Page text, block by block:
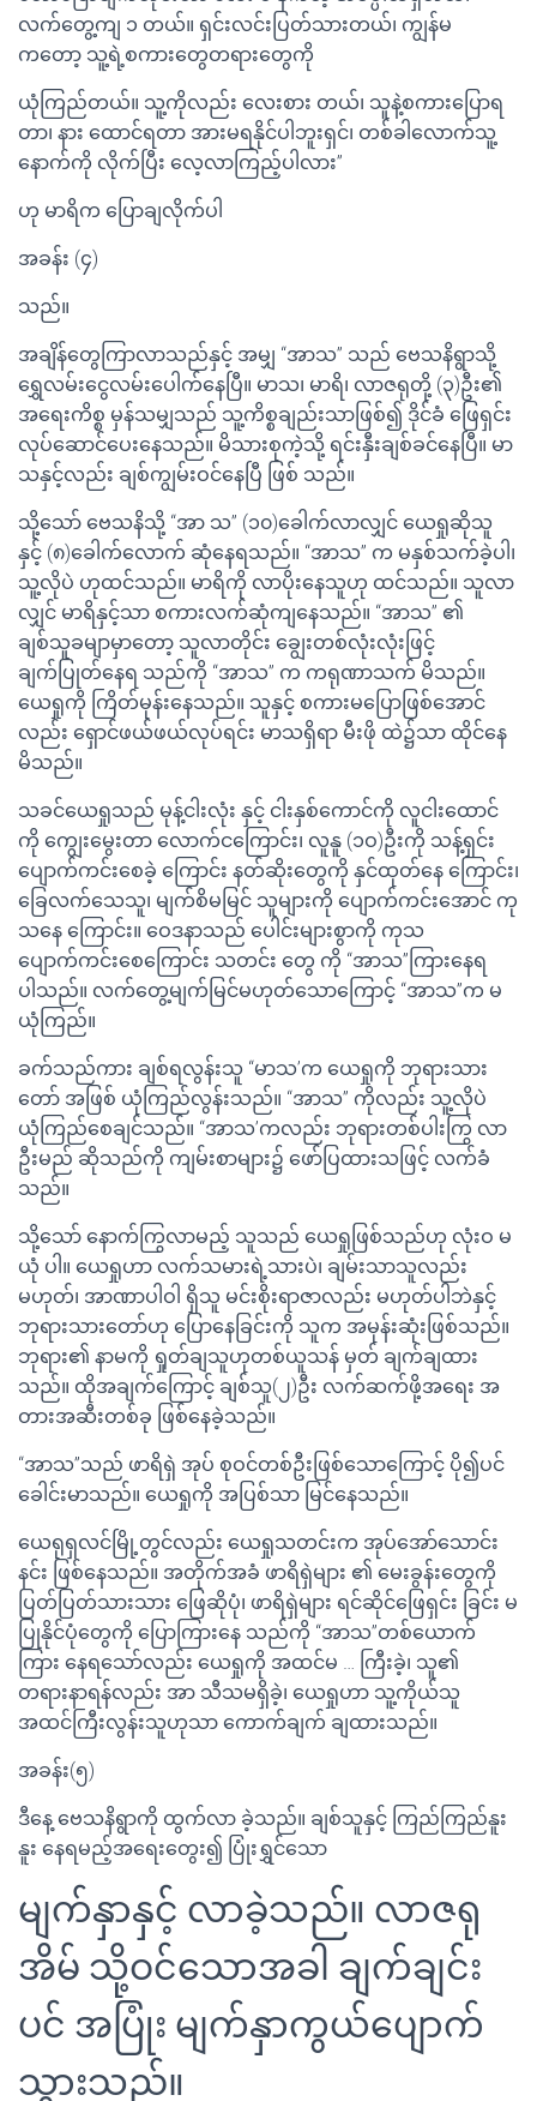
လက်တွေ့ကျ ၁ တယ်။ ရှင်းလင်းပြတ်သားတယ်၊ ကျွန်မ
ကတော့ သူ့ရဲ့စကားတွေတရားတွေကို
ယုံကြည်တယ်။ သူ့ကိုလည်း လေးစား တယ်၊ သူနဲ့စကားပြောရ
တာ၊ နား ထောင်ရတာ အားမရနိုင်ပါဘူးရှင်၊ တစ်ခါလောက်သူ့
နောက်ကို လိုက်ပြီး လေ့လာကြည့်ပါလား”
ဟု မာရိက ပြောချလိုက်ပါ
အခန်း (၄)
သည်။
အချိန်တွေကြာလာသည်နှင့် အမျှ “အာသ” သည် ဗေသနိရွာသို့
ရွှေလမ်းငွေလမ်းပေါက်နေပြီ။ မာသ၊ မာရိ၊ လာဇရုတို့ (၃)ဦး၏
အရေးကိစ္စ မှန်သမျှသည် သူ့ကိစ္စချည်းသာဖြစ်၍ ဒိုင်ခံ ဖြေရှင်း
လုပ်ဆောင်ပေးနေသည်။ မိသားစုကဲ့သို့ ရင်းနှီးချစ်ခင်နေပြီ။ မာ
သနှင့်လည်း ချစ်ကျွမ်းဝင်နေပြီ ဖြစ် သည်။
သို့သော် ဗေသနိသို့ “အာ သ” (၁၀)ခေါက်လာလျှင် ယေရှုဆိုသူ
နှင့် (၈)ခေါက်လောက် ဆုံနေရသည်။ “အာသ” က မနှစ်သက်ခဲ့ပါ၊
သူ့လိုပဲ ဟုထင်သည်။ မာရိကို လာပိုးနေသူဟု ထင်သည်။ သူလာ
လျှင် မာရိနှင့်သာ စကားလက်ဆုံကျနေသည်။ “အာသ” ၏
ချစ်သူခမျာမှာတော့ သူလာတိုင်း ချွေးတစ်လုံးလုံးဖြင့်
ချက်ပြုတ်နေရ သည်ကို “အာသ” က ကရုဏာသက် မိသည်။
ယေရှုကို ကြိတ်မုန်းနေသည်။ သူနှင့် စကားမပြောဖြစ်အောင်
လည်း ရှောင်ဖယ်ဖယ်လုပ်ရင်း မာသရှိရာ မီးဖို ထဲ၌သာ ထိုင်နေ
မိသည်။
သခင်ယေရှုသည် မုန့်ငါးလုံး နှင့် ငါးနှစ်ကောင်ကို လူငါးထောင်
ကို ကျွေးမွေးတာ လောက်ငကြောင်း၊ လူနူ (၁ဝ)ဦးကို သန့်ရှင်း
ပျောက်ကင်းစေခဲ့ ကြောင်း နတ်ဆိုးတွေကို နှင်ထုတ်နေ ကြောင်း၊
ခြေလက်သေသူ၊ မျက်စိမမြင် သူများကို ပျောက်ကင်းအောင် ကု
သနေ ကြောင်း။ ဝေဒနာသည် ပေါင်းများစွာကို ကုသ
ပျောက်ကင်းစေကြောင်း သတင်း တွေ ကို “အာသ”ကြားနေရ
ပါသည်။ လက်တွေ့မျက်မြင်မဟုတ်သောကြောင့် “အာသ”က မ
ယုံကြည်။
ခက်သည်ကား ချစ်ရလွန်းသူ “မာသ’က ယေရှုကို ဘုရားသား
တော် အဖြစ် ယုံကြည်လွန်းသည်။ “အာသ” ကိုလည်း သူ့လိုပဲ
ယုံကြည်စေချင်သည်။ “အာသ’ကလည်း ဘုရားတစ်ပါးကြွ လာ
ဦးမည် ဆိုသည်ကို ကျမ်းစာများ၌ ဖော်ပြထားသဖြင့် လက်ခံ
သည်။
သို့သော် နောက်ကြွလာမည့် သူသည် ယေရှုဖြစ်သည်ဟု လုံးဝ မ
ယုံ ပါ။ ယေရှုဟာ လက်သမားရဲ့သားပဲ၊ ချမ်းသာသူလည်း
မဟုတ်၊ အာဏာပါဝါ ရှိသူ မင်းစိုးရာဇာလည်း မဟုတ်ပါဘဲနှင့်
ဘုရားသားတော်ဟု ပြောနေခြင်းကို သူက အမုန်းဆုံးဖြစ်သည်။
ဘုရား၏ နာမကို ရှုတ်ချသူဟုတစ်ယူသန် မှတ် ချက်ချထား
သည်။ ထိုအချက်ကြောင့် ချစ်သူ(၂)ဦး လက်ဆက်ဖို့အရေး အ
တားအဆီးတစ်ခု ဖြစ်နေခဲ့သည်။
“အာသ”သည် ဖာရိရှဲ အုပ် စုဝင်တစ်ဦးဖြစ်သောကြောင့် ပို၍ပင်
ခေါင်းမာသည်။ ယေရှုကို အပြစ်သာ မြင်နေသည်။
ယေရုရှလင်မြို့တွင်လည်း ယေရှုသတင်းက အုပ်အော်သောင်း
နင်း ဖြစ်နေသည်။ အတိုက်အခံ ဖာရိရှဲများ ၏ မေးခွန်းတွေကို
ပြတ်ပြတ်သားသား ဖြေဆိုပုံ၊ ဖာရိရှဲများ ရင်ဆိုင်ဖြေရှင်း ခြင်း မ
ပြုနိုင်ပုံတွေကို ပြောကြားနေ သည်ကို “အာသ”တစ်ယောက်
ကြား နေရသော်လည်း ယေရှုကို အထင်မ … ကြီးခဲ့၊ သူ၏
တရားနာရန်လည်း အာ သီသမရှိခဲ့၊ ယေရှုဟာ သူ့ကိုယ်သူ
အထင်ကြီးလွန်းသူဟုသာ ကောက်ချက် ချထားသည်။
အခန်း(၅)
ဒီနေ့ ဗေသနိရွာကို ထွက်လာ ခဲ့သည်။ ချစ်သူနှင့် ကြည်ကြည်နူး
နူး နေရမည့်အရေးတွေး၍ ပြုံးရွှင်သော
မျက်နှာနှင့် လာခဲ့သည်။ လာဇရု
အိမ် သို့ဝင်သောအခါ ချက်ချင်း
ပင် အပြုံး မျက်နှာကွယ်ပျောက်
သွားသည်။